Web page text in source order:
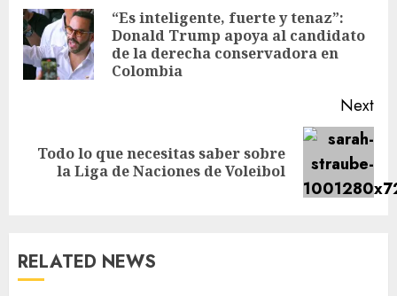
“Es inteligente, fuerte y tenaz”:
Donald Trump apoya al candidato
de la derecha conservadora en
Colombia
Next
Todo lo que necesitas saber sobre
la Liga de Naciones de Voleibol
RELATED NEWS